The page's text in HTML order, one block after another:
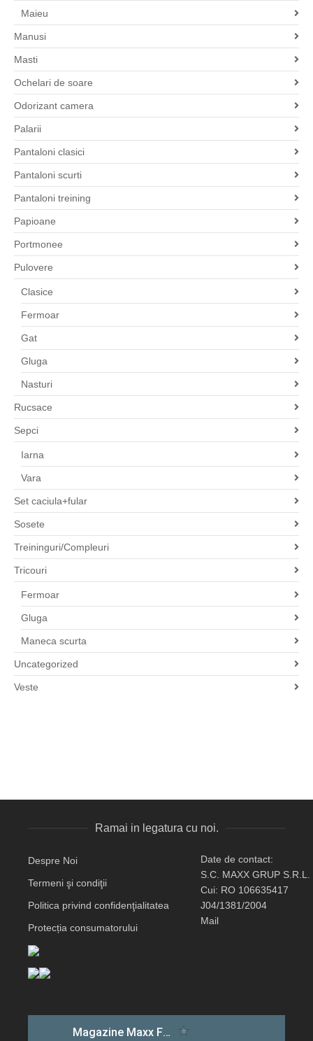
Maieu
Manusi
Masti
Ochelari de soare
Odorizant camera
Palarii
Pantaloni clasici
Pantaloni scurti
Pantaloni treining
Papioane
Portmonee
Pulovere
Clasice
Fermoar
Gat
Gluga
Nasturi
Rucsace
Sepci
Iarna
Vara
Set caciula+fular
Sosete
Treininguri/Compleuri
Tricouri
Fermoar
Gluga
Maneca scurta
Uncategorized
Veste
Ramai in legatura cu noi.
Despre Noi
Termeni şi condiţii
Politica privind confidenţialitatea
Protecția consumatorului
Date de contact:
S.C. MAXX GRUP S.R.L.
Cui: RO 106635417
J04/1381/2004
Mail